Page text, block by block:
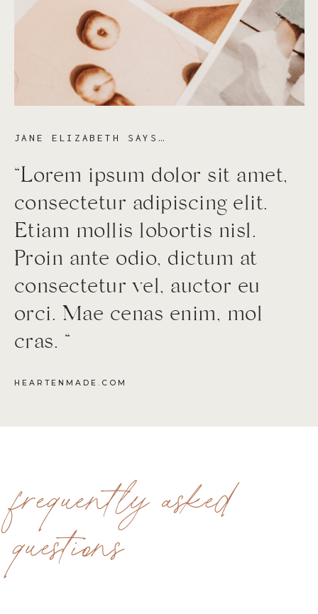
JANE ELIZABETH SAYS…
“Lorem ipsum dolor sit amet,
consectetur adipiscing elit.
Etiam mollis lobortis nisl.
Proin ante odio, dictum at
consectetur vel, auctor eu
orci. Mae cenas enim, mol
cras. “
HEARTENMADE.COM
frequently asked
questions